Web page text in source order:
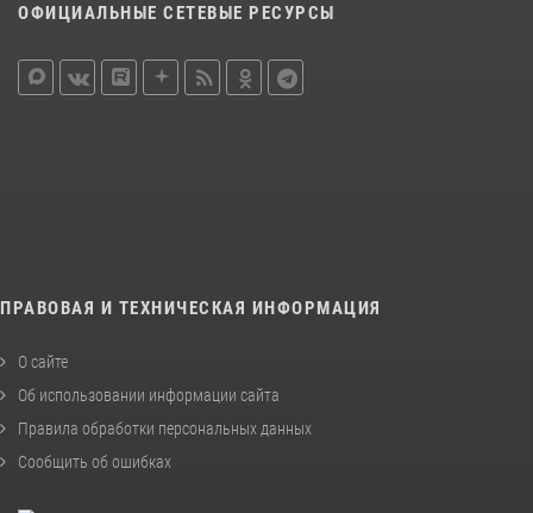
ОФИЦИАЛЬНЫЕ СЕТЕВЫЕ РЕСУРСЫ
ПРАВОВАЯ И ТЕХНИЧЕСКАЯ ИНФОРМАЦИЯ
О сайте
Об использовании информации сайта
Правила обработки персональных данных
Сообщить об ошибках